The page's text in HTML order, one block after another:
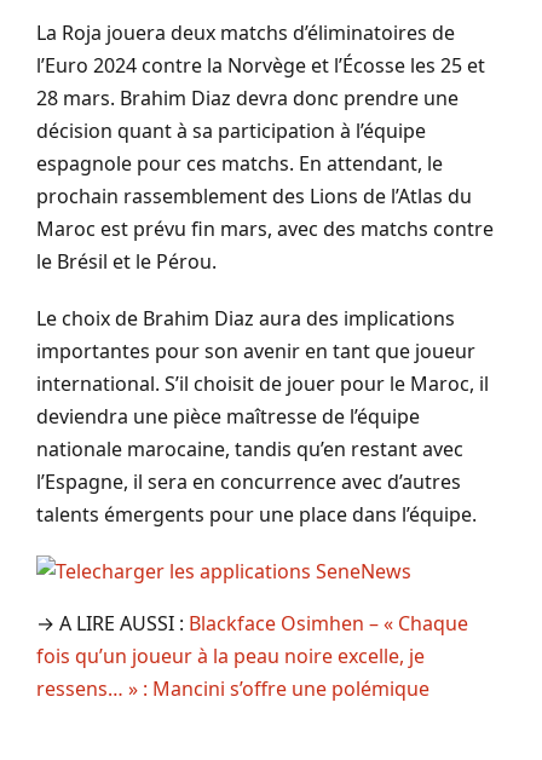
La Roja jouera deux matchs d’éliminatoires de
l’Euro 2024 contre la Norvège et l’Écosse les 25 et
28 mars. Brahim Diaz devra donc prendre une
décision quant à sa participation à l’équipe
espagnole pour ces matchs. En attendant, le
prochain rassemblement des Lions de l’Atlas du
Maroc est prévu fin mars, avec des matchs contre
le Brésil et le Pérou.
Le choix de Brahim Diaz aura des implications
importantes pour son avenir en tant que joueur
international. S’il choisit de jouer pour le Maroc, il
deviendra une pièce maîtresse de l’équipe
nationale marocaine, tandis qu’en restant avec
l’Espagne, il sera en concurrence avec d’autres
talents émergents pour une place dans l’équipe.
→ A LIRE AUSSI : Blackface Osimhen – « Chaque
fois qu’un joueur à la peau noire excelle, je
ressens… » : Mancini s’offre une polémique